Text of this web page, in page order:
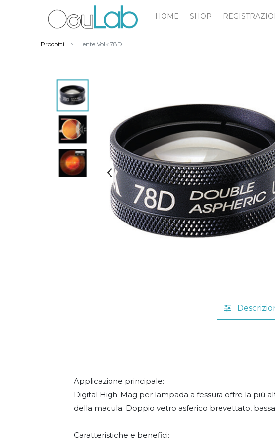
HOME SHOP
Prodotti Lente Volk 78D
Applicazione principale:
Digital High-Mag per lampada a fessura offre la più
della macula. Doppio vetro asferico brevettato,
Caratteristiche e benefici: